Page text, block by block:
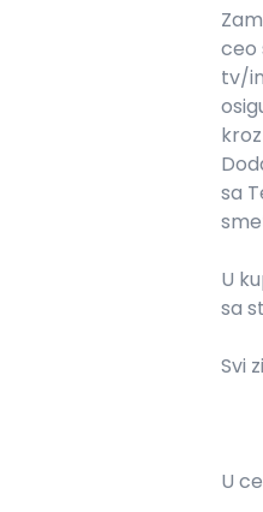
ceo
tv/
sa
U
sa
Svi
U